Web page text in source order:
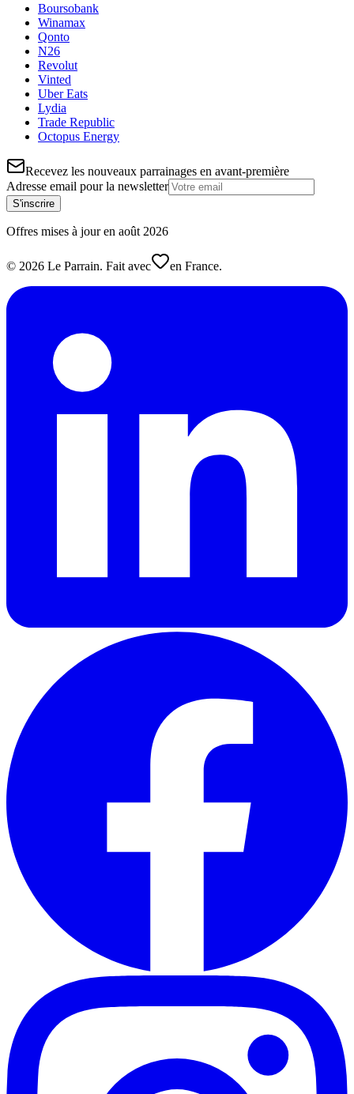
Boursobank
Winamax
Qonto
N26
Revolut
Vinted
Uber Eats
Lydia
Trade Republic
Octopus Energy
Recevez les nouveaux parrainages en avant-première
Adresse email pour la newsletter
S'inscrire
Offres mises à jour en août 2026
© 2026 Le Parrain. Fait avec en France.